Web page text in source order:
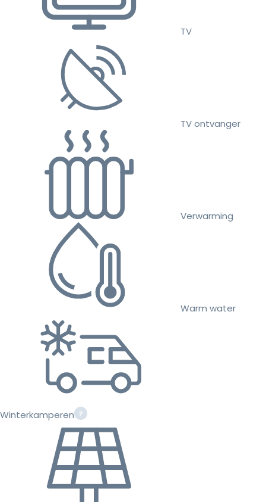
TV
TV ontvanger
Verwarming
Warm water
Winterkamperen